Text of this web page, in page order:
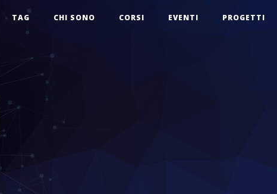
TAG CHI SONO CORSI EVENTI PROGETTI